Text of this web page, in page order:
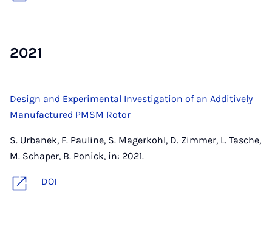
2021
Design and Experimental Investigation of an Additively
Manufactured PMSM Rotor
S. Urbanek, F. Pauline, S. Magerkohl, D. Zimmer, L. Tasche,
M. Schaper, B. Ponick, in: 2021.
DOI